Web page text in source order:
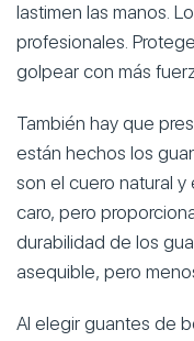
lastimen las manos.
profesionales.
golpear con más
También hay que
están hechos los
son el cuero natural y
caro, pero
durabilidad de los
asequible, pero
Al elegir guantes de